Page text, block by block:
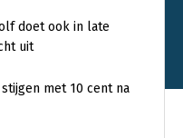
doet ook in late
uit
met 10 cent na